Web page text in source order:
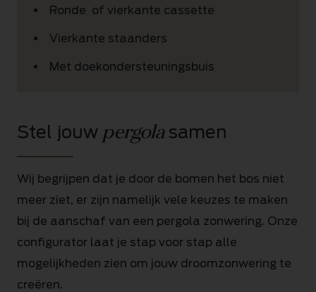
Ronde of vierkante cassette
Vierkante staanders
Met doekondersteuningsbuis
Stel jouw pergolasamen
Wij begrijpen dat je door de bomen het bos niet
meer ziet, er zijn namelijk vele keuzes te maken
bij de aanschaf van een pergola zonwering. Onze
configurator laat je stap voor stap alle
mogelijkheden zien om jouw droomzonwering te
creëren.